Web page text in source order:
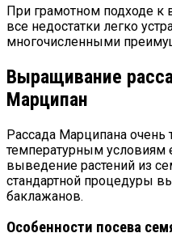
При грамотном подходе
все недостатки легко
многочисленными
Выращивание
Марципан
Рассада Марципана очень
температурным условиям
выведение растений из
стандартной процедуры
баклажанов.
Особенности посева